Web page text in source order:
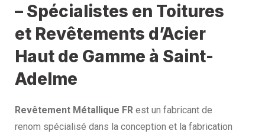
– Spécialistes en Toitures
et Revêtements d’Acier
Haut de Gamme à Saint-
Adelme
Revêtement Métallique FR est un fabricant de
renom spécialisé dans la conception et la fabrication